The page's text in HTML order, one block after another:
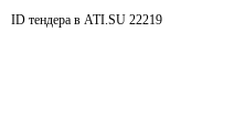
ID тендера в ATI.SU 22219